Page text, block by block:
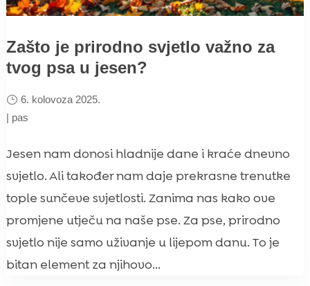
Zašto je prirodno svjetlo važno za
tvog psa u jesen?
6. kolovoza 2025.
| pas
Jesen nam donosi hladnije dane i kraće dnevno
svjetlo. Ali također nam daje prekrasne trenutke
tople sunčeve svjetlosti. Zanima nas kako ove
promjene utječu na naše pse. Za pse, prirodno
svjetlo nije samo uživanje u lijepom danu. To je
bitan element za njihovo...